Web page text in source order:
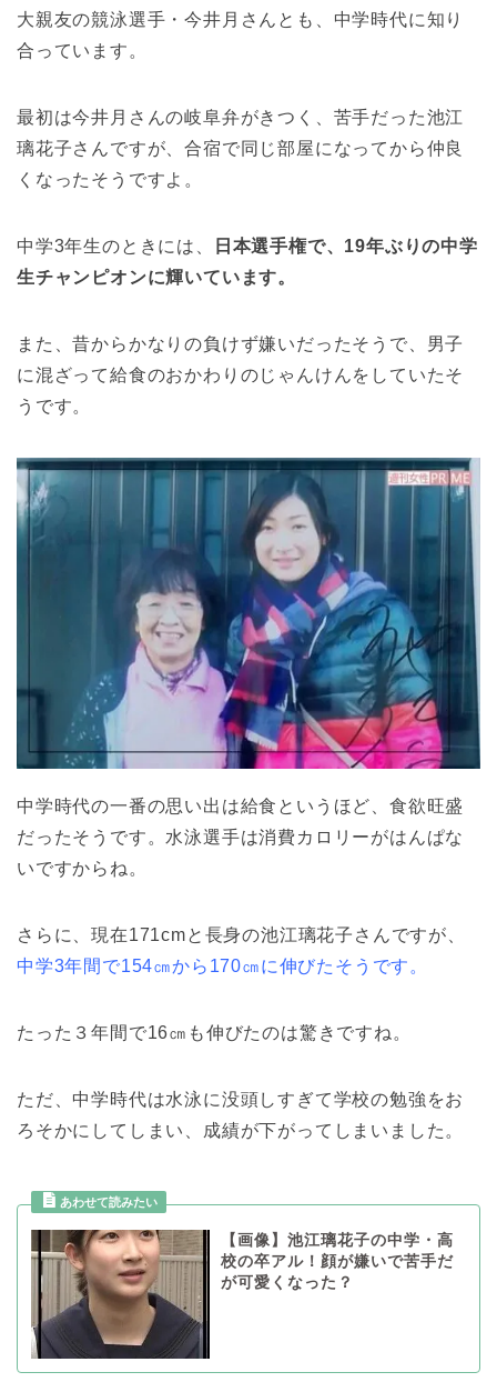
大親友の競泳選手・今井月さんとも、中学時代に知り
合っています。
最初は今井月さんの岐阜弁がきつく、苦手だった池江
璃花子さんですが、合宿で同じ部屋になってから仲良
くなったそうですよ。
中学3年生のときには、
日本選手権で、19年ぶりの中学
生チャンピオンに輝いています。
また、昔からかなりの負けず嫌いだったそうで、男子
に混ざって給食のおかわりのじゃんけんをしていたそ
うです。
中学時代の一番の思い出は給食というほど、食欲旺盛
だったそうです。水泳選手は消費カロリーがはんぱな
いですからね。
さらに、現在171cmと長身の池江璃花子さんですが、
中学3年間で154㎝から170㎝に伸びたそうです。
たった３年間で16㎝も伸びたのは驚きですね。
ただ、中学時代は水泳に没頭しすぎて学校の勉強をお
ろそかにしてしまい、成績が下がってしまいました。
【画像】池江璃花子の中学・高
校の卒アル！顔が嫌いで苦手だ
が可愛くなった？